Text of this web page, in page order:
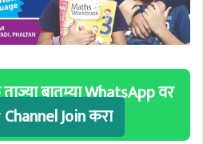
ताज्या बातम्या WhatsApp वर
Channel Join करा